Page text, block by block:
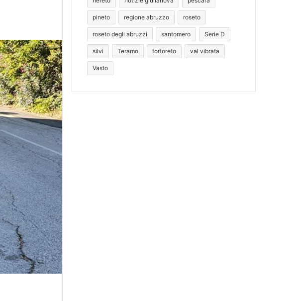
pineto regione abruzzo roseto
roseto degli abruzzi santomero Serie D
silvi Teramo tortoreto val vibrata
Vasto